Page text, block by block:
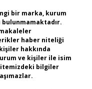
bir marka, kurum
bulunmamaktadır.
makaleler
haber niteliği
hakkında
ve kişiler ile isim
bilgiler